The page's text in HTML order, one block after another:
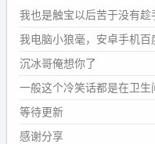
#PubWord要不我每年汇
第1页https://www.
B%A8%E9%9B%86/
wdssmq
2024-09-23 20:58:40
#PubWord
条嘟？？？？
沉冰哥俺想你了
一般这个冷笑话都是在卫生
等待更新
感谢分享